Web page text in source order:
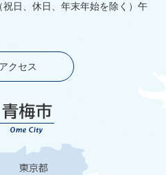
日、休日、年末年始を除く）午
アクセス